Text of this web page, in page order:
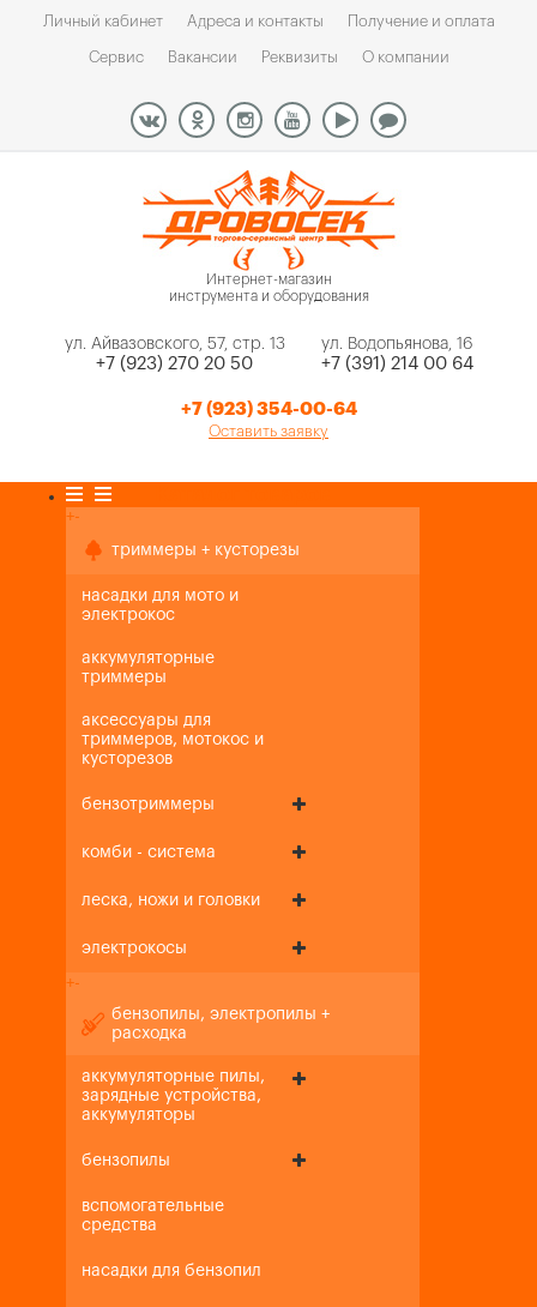
Личный кабинет Адреса и контакты Получение и оплата
Сервис Вакансии Реквизиты О компании
Интернет-магазин
инструмента и оборудования
ул. Айвазовского, 57, стр. 13
+7 (923) 270 20 50
ул. Водопьянова, 16
+7 (391) 214 00 64
+7 (923) 354-00-64
Оставить заявку
+-
триммеры + кусторезы
насадки для мото и
электрокос
аккумуляторные
триммеры
аксессуары для
триммеров, мотокос и
кусторезов
бензотриммеры
комби - система
леска, ножи и головки
электрокосы
+-
бензопилы, электропилы +
расходка
аккумуляторные пилы,
зарядные устройства,
аккумуляторы
бензопилы
вспомогательные
средства
насадки для бензопил